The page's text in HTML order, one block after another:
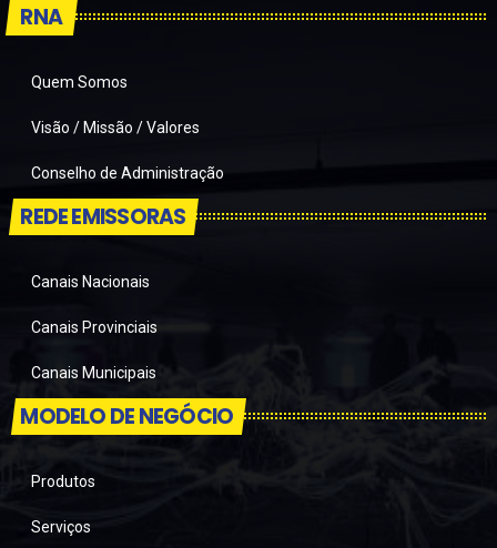
RNA
Quem Somos
Visão / Missão / Valores
Conselho de Administração
REDE EMISSORAS
Canais Nacionais
Canais Provinciais
Canais Municipais
MODELO DE NEGÓCIO
Produtos
Serviços